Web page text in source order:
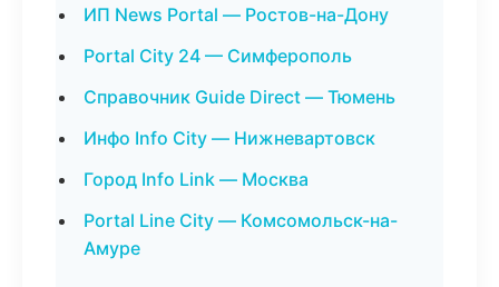
ИП News Portal — Ростов-на-Дону
Portal City 24 — Симферополь
Справочник Guide Direct — Тюмень
Инфо Info City — Нижневартовск
Город Info Link — Москва
Portal Line City — Комсомольск-на-
Амуре